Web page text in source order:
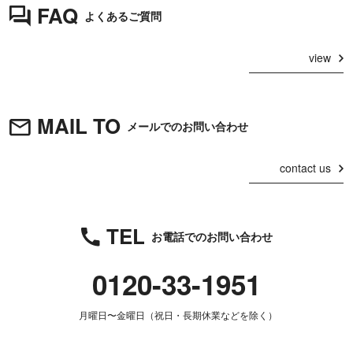
FAQ よくあるご質問
view
MAIL TO メールでのお問い合わせ
contact us
TEL お電話でのお問い合わせ
0120-33-1951
月曜日〜金曜日（祝日・長期休業などを除く）